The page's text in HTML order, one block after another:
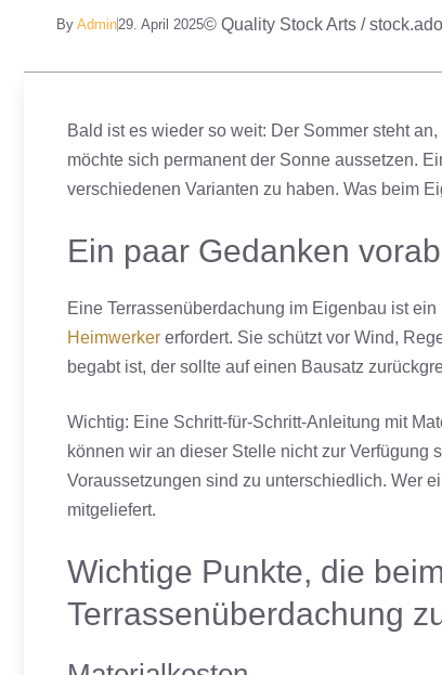
By Admin29. April 2025© Quality Stock Arts /
Bald ist es wieder so weit: Der Sommer steht
möchte sich permanent der Sonne aussetzen.
verschiedenen Varianten zu haben. Was beim
Ein paar Gedanken vorab
Eine Terrassenüberdachung im Eigenbau ist
Heimwerker erfordert. Sie schützt vor Wind,
begabt ist, der sollte auf einen Bausatz
Wichtig: Eine Schritt-für-Schritt-Anleitung mit
können wir an dieser Stelle nicht zur Verfügung
Voraussetzungen sind zu unterschiedlich. Wer
mitgeliefert.
Wichtige Punkte, die
Terrassenüberdachung